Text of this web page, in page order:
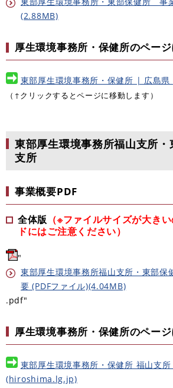
(2.88MB)
厚生環境事務所・保健所のペー
東部厚生環境事務所・保健所 | 広島
（↑クリックするとページに移動します）
東部厚生環境事務所福山支所・
支所
事業概要PDF
全体版 （※ファイルサイズが大き
ドにはご注意ください）
​"
東部厚生環境事務所福山支所・東部
要 (PDFファイル)(4.04MB)
.pdf"
厚生環境事務所・保健所のペー
東部厚生環境事務所・保健所 福山支
(hiroshima.lg.jp)